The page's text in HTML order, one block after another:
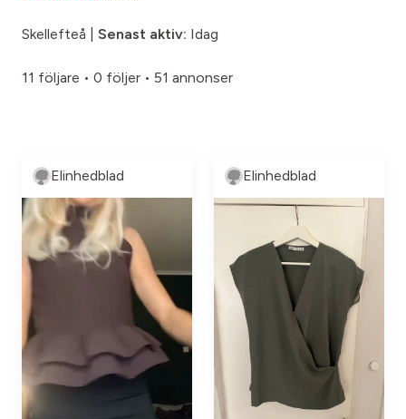
Skellefteå | Senast aktiv: Idag
11 följare • 0 följer • 51 annonser
Elinhedblad Elinhedblad